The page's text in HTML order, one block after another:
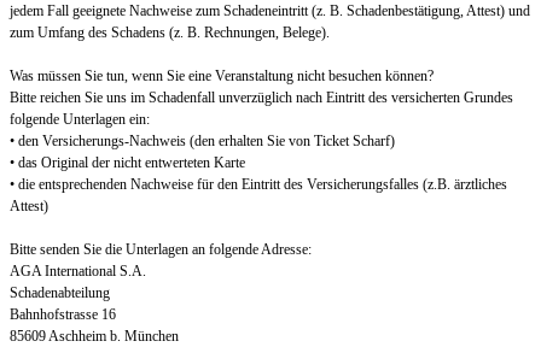
jedem Fall geeignete Nachweise zum Schadeneintritt (z. B. Schadenbestätigung, Attest) und
zum Umfang des Schadens (z. B. Rechnungen, Belege).
Was müssen Sie tun, wenn Sie eine Veranstaltung nicht besuchen können?
Bitte reichen Sie uns im Schadenfall unverzüglich nach Eintritt des versicherten Grundes
folgende Unterlagen ein:
• den Versicherungs-Nachweis (den erhalten Sie von Ticket Scharf)
• das Original der nicht entwerteten Karte
• die entsprechenden Nachweise für den Eintritt des Versicherungsfalles (z.B. ärztliches
Attest)
Bitte senden Sie die Unterlagen an folgende Adresse:
AGA International S.A.
Schadenabteilung
Bahnhofstrasse 16
85609 Aschheim b. München